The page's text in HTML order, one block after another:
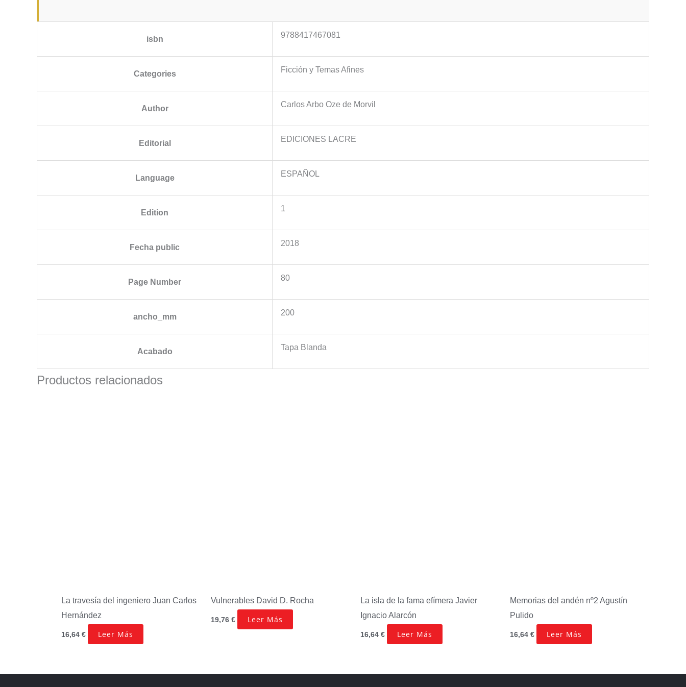
isbn 9788417467081
Categories Ficción y Temas Afines
Author Carlos Arbo Oze de Morvil
Editorial EDICIONES LACRE
Language ESPAÑOL
Edition 1
Fecha public 2018
Page Number 80
ancho_mm 200
Acabado Tapa Blanda
Productos relacionados
La travesía del ingeniero Juan Carlos
Hernández
16,64 € Leer Más
Vulnerables David D. Rocha
19,76 € Leer Más
La isla de la fama efímera Javier
Ignacio Alarcón
16,64 € Leer Más
Memorias del andén nº2 Agustín
Pulido
16,64 € Leer Más